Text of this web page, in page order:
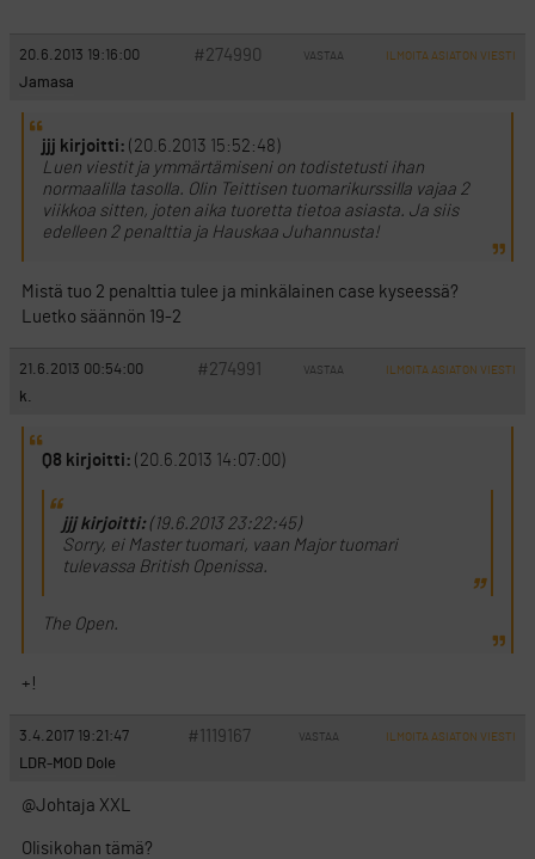
20.6.2013 19:16:00 #274990 VASTAA ILMOITA ASIATON VIESTI
Jamasa
jjj kirjoitti: (20.6.2013 15:52:48)
Luen viestit ja ymmärtämiseni on todistetusti ihan
normaalilla tasolla. Olin Teittisen tuomarikurssilla vajaa 2
viikkoa sitten, joten aika tuoretta tietoa asiasta. Ja siis
edelleen 2 penalttia ja Hauskaa Juhannusta!
Mistä tuo 2 penalttia tulee ja minkälainen case kyseessä?
Luetko säännön 19-2
21.6.2013 00:54:00 #274991 VASTAA ILMOITA ASIATON VIESTI
k.
Q8 kirjoitti: (20.6.2013 14:07:00)
jjj kirjoitti:(19.6.2013 23:22:45)
Sorry, ei Master tuomari, vaan Major tuomari
tulevassa British Openissa.
The Open.
+!
3.4.2017 19:21:47 #1119167 VASTAA ILMOITA ASIATON VIESTI
LDR-MOD Dole
@Johtaja XXL
Olisikohan tämä?